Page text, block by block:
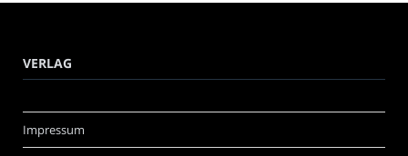
VERLAG
Impressum